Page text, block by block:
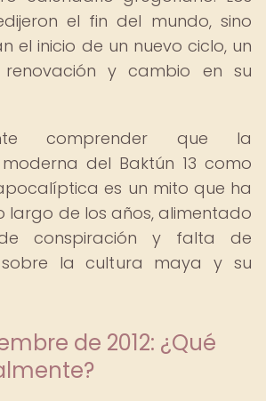
el fin del mundo, sino
el inicio de un nuevo ciclo, un
y cambio en su
comprender que la
del Baktún 13 como
es un mito que ha
largo de los años, alimentado
conspiración y falta de
sobre la cultura maya y su
de 2012: ¿Qué